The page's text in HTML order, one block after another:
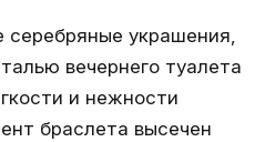
украшения,
вечернего туалета
и нежности
браслета высечен